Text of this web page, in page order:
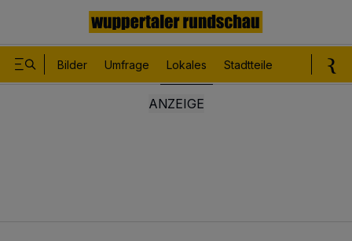
Bilder Umfrage Lokales Stadtteile